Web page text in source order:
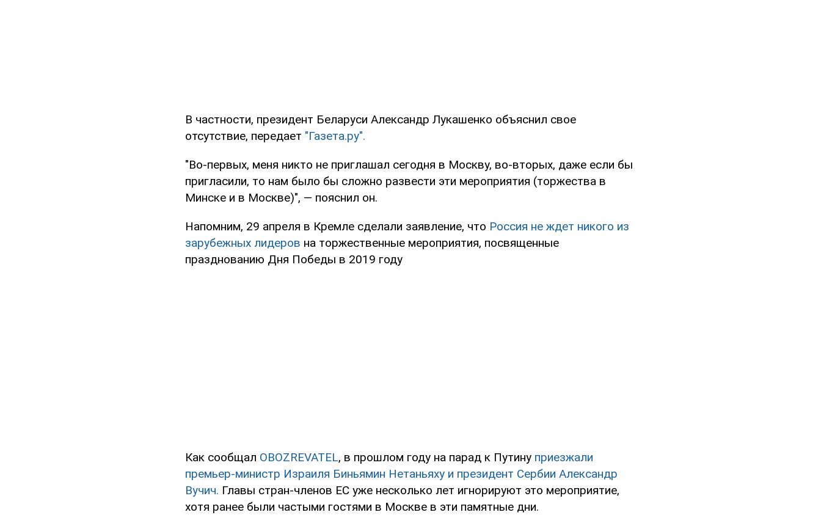
В частности, президент Беларуси Александр Лукашенко объяснил свое
отсутствие, передает "Газета.ру".
"Во-первых, меня никто не приглашал сегодня в Москву, во-вторых, даже если бы
пригласили, то нам было бы сложно развести эти мероприятия (торжества в
Минске и в Москве)", — пояснил он.
Напомним, 29 апреля в Кремле сделали заявление, что Россия не ждет никого из
зарубежных лидеров на торжественные мероприятия, посвященные
празднованию Дня Победы в 2019 году
Как сообщал OBOZREVATEL, в прошлом году на парад к Путину приезжали
премьер-министр Израиля Биньямин Нетаньяху и президент Сербии Александр
Вучич. Главы стран-членов ЕС уже несколько лет игнорируют это мероприятие,
хотя ранее были частыми гостями в Москве в эти памятные дни.